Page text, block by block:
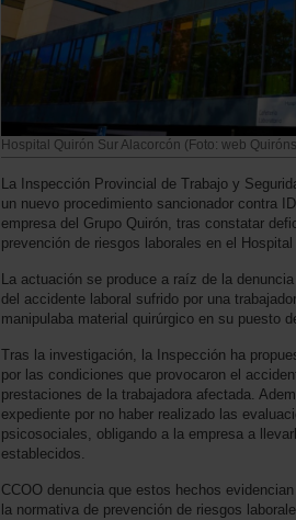
Hospital Quirón Sur Alacorcón (Foto: web
La Inspección Provincial de Trabajo y
un nuevo procedimiento sancionador contra
empresa del Grupo Quirón, tras constatar
prevención de riesgos laborales en el
La actuación se produce a raíz de la
del accidente laboral sufrido por una
manipulaba material quirúrgico en su puesto
Tras la investigación, la Inspección ha
por las condiciones que provocaron el
prestaciones de la trabajadora afectada.
expediente por no haber realizado las
psicosociales, obligando a la empresa a
establecidos.
CCOO denuncia que estos hechos
la normativa de prevención de riesgos